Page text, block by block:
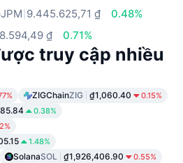
JPM 9.445.625,71 ₫
0.48%
₫ 0.71%
truy cập nhiều
ZIGChainZIG ₫1,060.40 0.15%
0.38%
1.48%
SolanaSOL ₫1,926,406.90 0.55%